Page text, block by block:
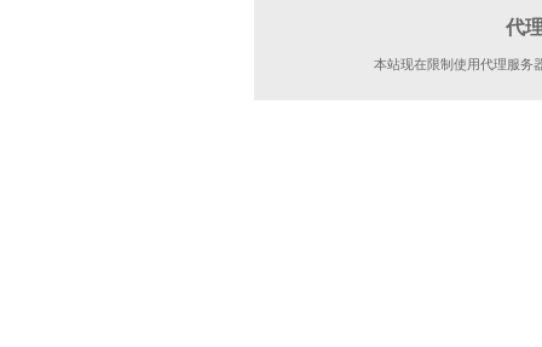
代
本站现在限制使用代理服务